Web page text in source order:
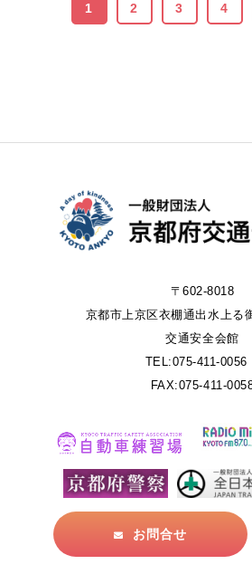
1 2 3 4
〒602-8018
京都市上京区衣棚通出水上る
交通安全会館
TEL:075-411-0056
FAX:075-411-
お問合せ